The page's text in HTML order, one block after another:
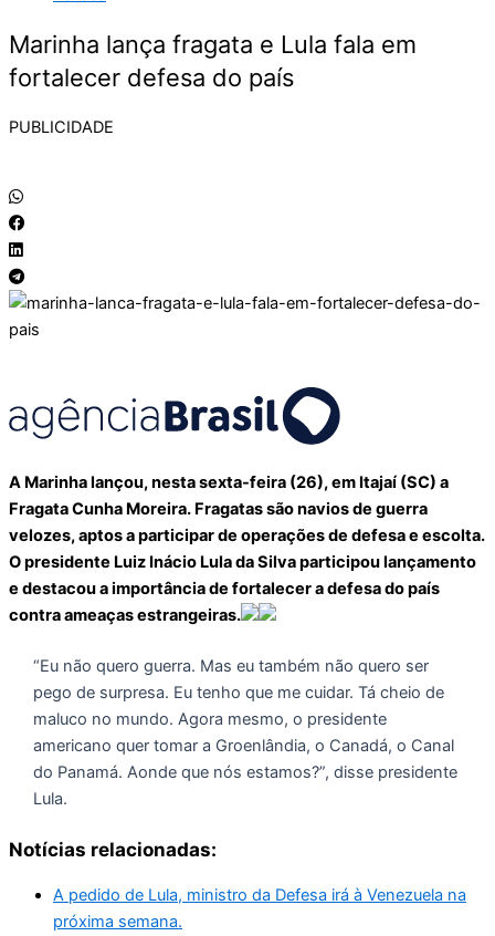
Marinha lança fragata e Lula fala em
fortalecer defesa do país
PUBLICIDADE
A Marinha lançou, nesta sexta-feira (26), em Itajaí (SC) a
Fragata Cunha Moreira. Fragatas são navios de guerra
velozes, aptos a participar de operações de defesa e escolta.
O presidente Luiz Inácio Lula da Silva participou lançamento
e destacou a importância de fortalecer a defesa do país
contra ameaças estrangeiras.
“Eu não quero guerra. Mas eu também não quero ser
pego de surpresa. Eu tenho que me cuidar. Tá cheio de
maluco no mundo. Agora mesmo, o presidente
americano quer tomar a Groenlândia, o Canadá, o Canal
do Panamá. Aonde que nós estamos?”, disse presidente
Lula.
Notícias relacionadas:
A pedido de Lula, ministro da Defesa irá à Venezuela na
próxima semana.